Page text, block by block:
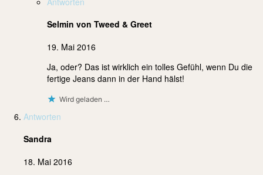
Selmin von Tweed & Greet
19. Mai 2016
Ja, oder? Das ist wirklich ein tolles Gefühl, wenn Du die
fertige Jeans dann in der Hand hälst!
Wird geladen …
Antworten
Sandra
18. Mai 2016